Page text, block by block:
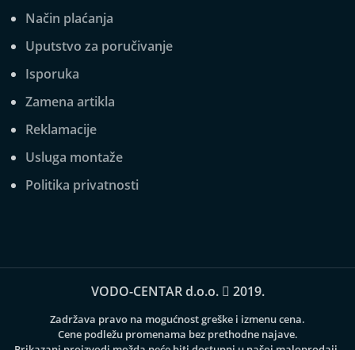
Način plaćanja
Uputstvo za poručivanje
Isporuka
Zamena artikla
Reklamacije
Usluga montaže
Politika privatnosti
VODO-CENTAR d.o.o. 2019.
Zadržava pravo na mogućnost greške i izmenu cena.
Cene podležu promenama bez prethodne najave.